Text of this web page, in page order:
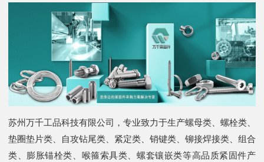
苏州万千工品科技有限公司，专业致力于生产螺母类、螺栓类、
垫圈垫片类、自攻钻尾类、紧定类、销键类、铆接焊接类、组合
类、膨胀锚栓类、喉箍索具类、螺套镶嵌类等高品质紧固件产